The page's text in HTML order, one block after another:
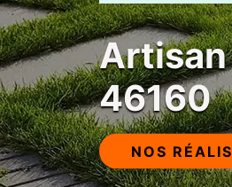
46160
NOS